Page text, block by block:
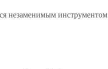
незаменимым инструментом